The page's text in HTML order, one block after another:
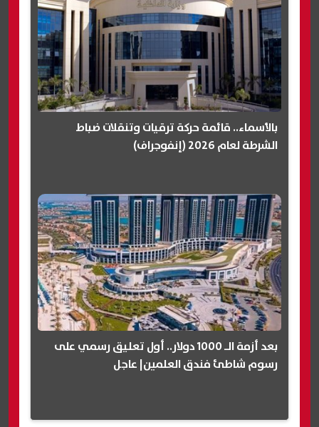
بالأسماء.. قائمة حركة ترقيات وتنقلات ضباط
الشرطة لعام 2026 (إنفوجراف)
بعد أزمة الـ 1000 دولار.. أول تعليق رسمي على
رسوم شاطئ فندق العلمين| عاجل